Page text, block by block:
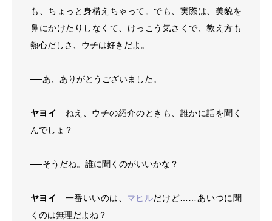
も、ちょっと身構えちゃって。でも、実際は、美貌を
鼻にかけたりしなくて、けっこう気さくで、教え方も
熱心だしさ、ウチは好きだよ。
──あ、ありがとうございました。
ヤヨイ
ねえ、ウチの紹介のときも、誰かに話を聞く
んでしょ？
──そうだね。誰に聞くのがいいかな？
ヤヨイ 一番いいのは、 マヒルだけど……あいつに聞
くのは無理だよね？